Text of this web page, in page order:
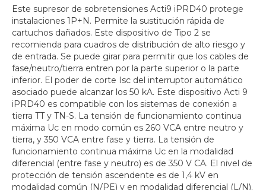
Este supresor de sobretensiones Acti9 iPRD40 protege
instalaciones 1P+N. Permite la sustitución rápida de
cartuchos dañados. Este dispositivo de Tipo 2 se
recomienda para cuadros de distribución de alto riesgo y
de entrada. Se puede girar para permitir que los cables de
fase/neutro/tierra entren por la parte superior o la parte
inferior. El poder de corte Isc del interruptor automático
asociado puede alcanzar los 50 kA. Este dispositivo Acti 9
iPRD40 es compatible con los sistemas de conexión a
tierra TT y TN-S. La tensión de funcionamiento continua
máxima Uc en modo común es 260 VCA entre neutro y
tierra, y 350 VCA entre fase y tierra. La tensión de
funcionamiento continua máxima Uc en la modalidad
diferencial (entre fase y neutro) es de 350 V CA. El nivel de
protección de tensión ascendente es de 1,4 kV en
modalidad común (N/PE) y en modalidad diferencial (L/N).